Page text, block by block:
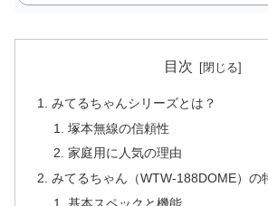
目次
みてるちゃんシリーズとは？
塚本無線の信頼性
家庭用に人気の理由
みてるちゃん（WTW-188DOME）の